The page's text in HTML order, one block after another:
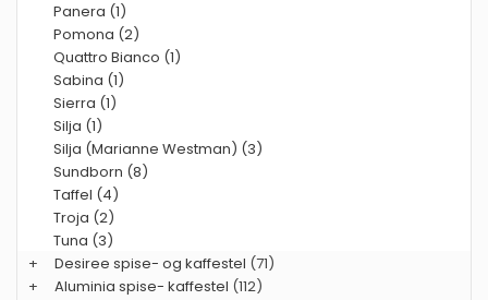
Panera (1)
Pomona (2)
Quattro Bianco (1)
Sabina (1)
Sierra (1)
Silja (1)
Silja (Marianne Westman) (3)
Sundborn (8)
Taffel (4)
Troja (2)
Tuna (3)
+
Desiree spise- og kaffestel (71)
+
Aluminia spise- kaffestel (112)